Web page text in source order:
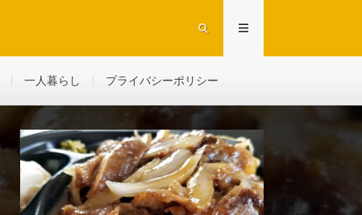
一人暮らし プライバシーポリシー